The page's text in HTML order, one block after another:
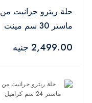
حلة ريترو جرانيت من
ماستر 30 سم مينت
2,499.00 جنيه